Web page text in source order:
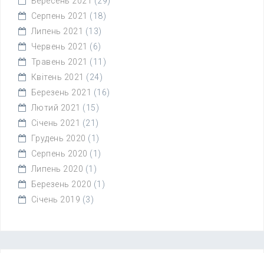
Серпень 2021 (18)
Липень 2021 (13)
Червень 2021 (6)
Травень 2021 (11)
Квітень 2021 (24)
Березень 2021 (16)
Лютий 2021 (15)
Січень 2021 (21)
Грудень 2020 (1)
Серпень 2020 (1)
Липень 2020 (1)
Березень 2020 (1)
Січень 2019 (3)